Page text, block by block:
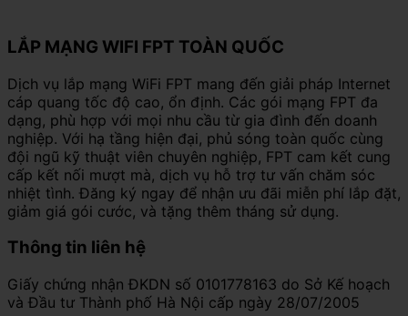
LẮP MẠNG WIFI FPT TOÀN QUỐC
Dịch vụ lắp mạng WiFi FPT mang đến giải pháp Internet
cáp quang tốc độ cao, ổn định. Các gói mạng FPT đa
dạng, phù hợp với mọi nhu cầu từ gia đình đến doanh
nghiệp. Với hạ tầng hiện đại, phủ sóng toàn quốc cùng
đội ngũ kỹ thuật viên chuyên nghiệp, FPT cam kết cung
cấp kết nối mượt mà, dịch vụ hỗ trợ tư vấn chăm sóc
nhiệt tình. Đăng ký ngay để nhận ưu đãi miễn phí lắp đặt,
giảm giá gói cước, và tặng thêm tháng sử dụng.
Thông tin liên hệ
Giấy chứng nhận ĐKDN số 0101778163 do Sở Kế hoạch
và Đầu tư Thành phố Hà Nội cấp ngày 28/07/2005